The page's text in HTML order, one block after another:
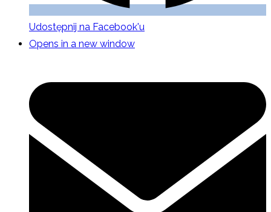
Udostępnij na Facebook'u
Opens in a new window